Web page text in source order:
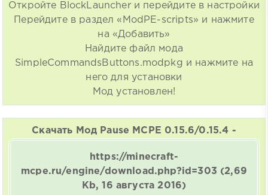
Откройте BlockLauncher и перейдите в настройки
Перейдите в раздел «ModPE-scripts» и нажмите
на «Добавить»
Найдите файл мода
SimpleCommandsButtons.modpkg и нажмите на
него для установки
Мод установлен!
Скачать Мод Pause MCPE 0.15.6/0.15.4 -
https://minecraft-
mcpe.ru/engine/download.php?id=303 (2,69
Kb, 16 августа 2016)